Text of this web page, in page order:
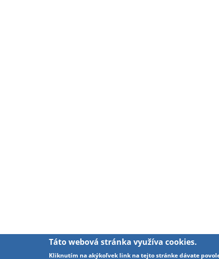
Táto webová stránka využíva cookies.
Kliknutím na akýkoľvek link na tejto stránke dávate